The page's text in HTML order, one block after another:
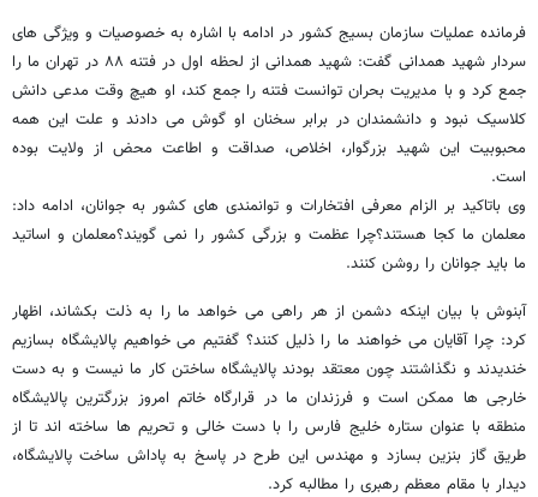
فرمانده عملیات سازمان بسیج کشور در ادامه با اشاره به خصوصیات و ویژگی های
سردار شهید همدانی گفت: شهید همدانی از لحظه اول در فتنه ۸۸ در تهران ما را
جمع کرد و با مدیریت بحران توانست فتنه را جمع کند، او هیچ وقت مدعی دانش
کلاسیک نبود و دانشمندان در برابر سخنان او گوش می دادند و علت این همه
محبوبیت این شهید بزرگوار، اخلاص، صداقت و اطاعت محض از ولایت بوده
است.
وی باتاکید بر الزام معرفی افتخارات و توانمندی های کشور به جوانان، ادامه داد:
معلمان ما کجا هستند؟چرا عظمت و بزرگی کشور را نمی گویند؟معلمان و اساتید
ما باید جوانان را روشن کنند.
آبنوش با بیان اینکه دشمن از هر راهی می خواهد ما را به ذلت بکشاند، اظهار
کرد: چرا آقایان می خواهند ما را ذلیل کنند؟ گفتیم می خواهیم پالایشگاه بسازیم
خندیدند و نگذاشتند چون معتقد بودند پالایشگاه ساختن کار ما نیست و به دست
خارجی ها ممکن است و فرزندان ما در قرارگاه خاتم امروز بزرگترین پالایشگاه
منطقه با عنوان ستاره خلیج فارس را با دست خالی و تحریم ها ساخته اند تا از
طریق گاز بنزین بسازد و مهندس این طرح در پاسخ به پاداش ساخت پالایشگاه،
دیدار با مقام معظم رهبری را مطالبه کرد.